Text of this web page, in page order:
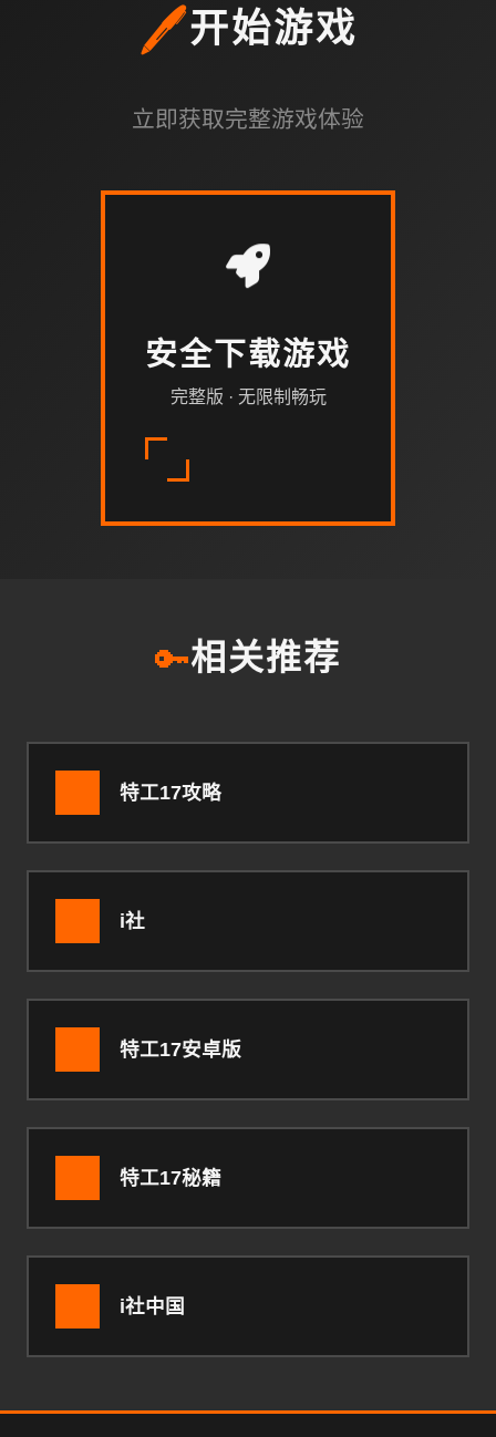
🖊️开始游戏
立即获取完整游戏体验
安全下载游戏
完整版 · 无限制畅玩
🔑相关推荐
特工17攻略
i社
特工17安卓版
特工17秘籍
i社中国